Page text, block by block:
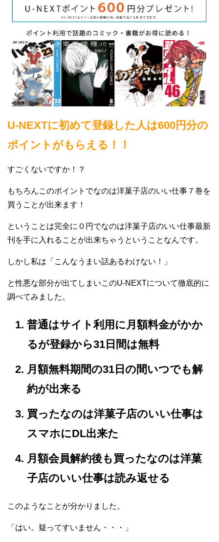
U-NEXTに初めて登録した人は600円分の
ポイントがもらえる！！
すごくないですか！？
もちろんこのポイントでなのは洋菓子店のいい仕事７巻を
買うことが出来ます！
ということは完全に０円でなのは洋菓子店のいい仕事最新
刊を手に入れることが出来ちゃうということなんです。
しかし私は「こんなうまい話あるわけない！」
と性悪な部分が出てしまいこのU-NEXTについて徹底的に
調べてみました。
普通はサイト利用に月額料金がかか
るが登録から31日間は無料
月額無料期間の31日の間いつでも解
約が出来る
買ったなのは洋菓子店のいい仕事は
スマホにDL出来た
月額会員解約後も買ったなのは洋菓
子店のいい仕事は読み返せる
このようなことが分かりました。
「はい。疑ってすいません・・・」